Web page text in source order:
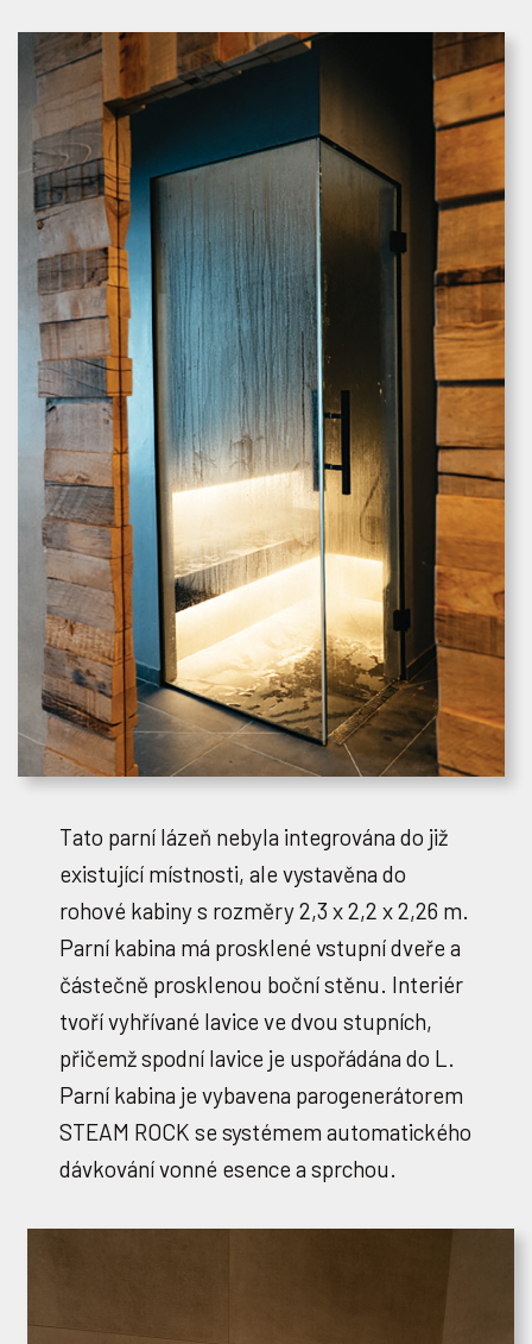
Tato parní lázeň nebyla integrována do již
existující místnosti, ale vystavěna do
rohové kabiny s rozměry 2,3 x 2,2 x 2,26 m.
Parní kabina má prosklené vstupní dveře a
částečně prosklenou boční stěnu. Interiér
tvoří vyhřívané lavice ve dvou stupních,
přičemž spodní lavice je uspořádána do L.
Parní kabina je vybavena parogenerátorem
STEAM ROCK se systémem automatického
dávkování vonné esence a sprchou.